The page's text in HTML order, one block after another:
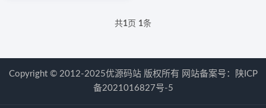
共1 页 1条
Copyright © 2012-2025优源码站 版权所有 网站备案号：
陕ICP
备2021016827号-5